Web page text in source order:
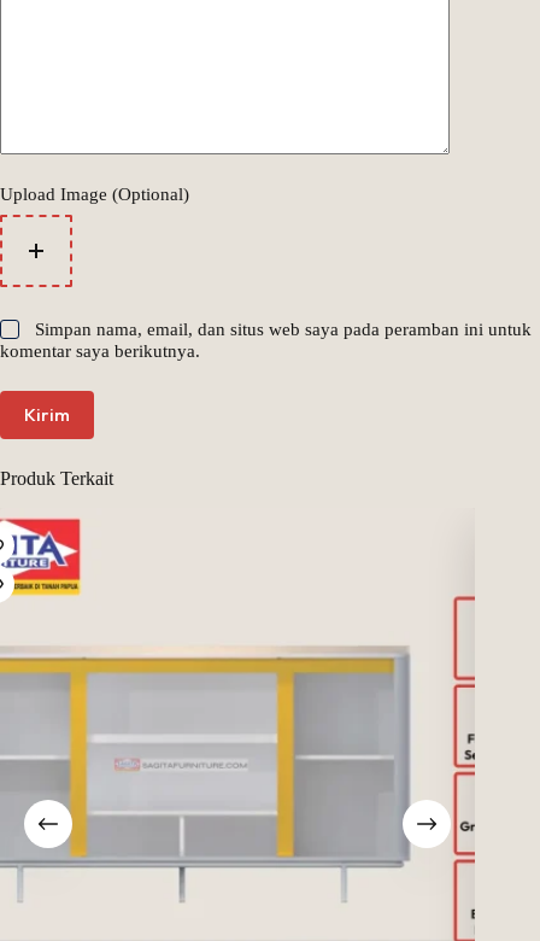
Upload Image (Optional)
Simpan nama, email, dan situs web saya pada peramban ini untuk
komentar saya berikutnya.
Kirim
Produk Terkait